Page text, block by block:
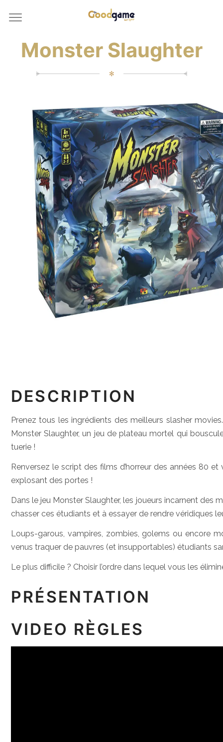
Monster Slaughter
✻
DESCRIPTION
Prenez tous les ingrédients des meilleurs slasher
Monster Slaughter, un jeu de plateau mortel qui
tuerie !
Renversez le script des films d’horreur des années 80
explosant des portes !
Dans le jeu Monster Slaughter, les joueurs incarnent des
chasser ces étudiants et à essayer de rendre véridiques
Loups-garous, vampires, zombies, golems ou encore
venus traquer de pauvres (et insupportables) étudiants
Le plus difficile ? Choisir l’ordre dans lequel vous les
PRÉSENTATION
VIDEO RÈGLES